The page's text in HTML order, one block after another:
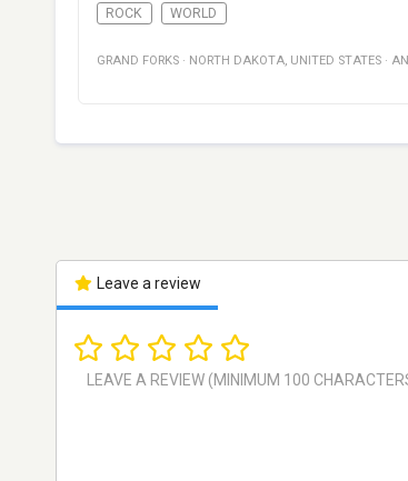
ROCK
WORLD
GRAND FORKS · NORTH DAKOTA, UNITED STATES ·
Leave a review